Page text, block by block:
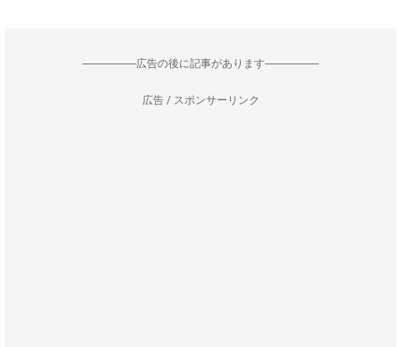
--------------------広告の後に記事があります--------------------
広告 / スポンサーリンク